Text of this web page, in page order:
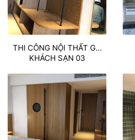
THI CÔNG NỘI THẤT GỖ
KHÁCH SẠN 03